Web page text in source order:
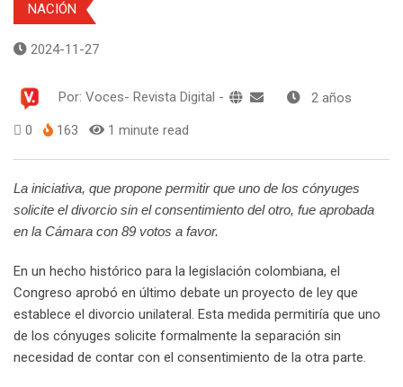
NACIÓN
2024-11-27
Por: Voces- Revista Digital - 2 años
0 163 1 minute read
La iniciativa, que propone permitir que uno de los cónyuges
solicite el divorcio sin el consentimiento del otro, fue aprobada
en la Cámara con 89 votos a favor.
En un hecho histórico para la legislación colombiana, el
Congreso aprobó en último debate un proyecto de ley que
establece el divorcio unilateral. Esta medida permitiría que uno
de los cónyuges solicite formalmente la separación sin
necesidad de contar con el consentimiento de la otra parte.